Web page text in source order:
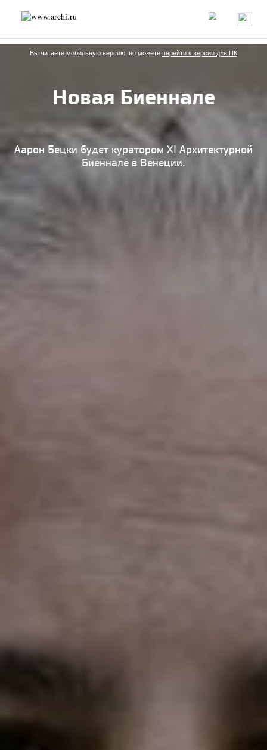
Россия Мир Технологии Интерьер Пресса
Архитекторы
Проекты
Конкурсы События Книги Вакансии
send.project Анонсы конкурсов
Блог
Объект
Результаты конкурса
Рецензия Архитектура
Дизайн
Иностранцы в России
Интерьер
Наследие Образование
Вы читаете мобильную версию, но можете перейти к версии для ПК
Новая Биеннале
Аарон Бецки будет куратором XI Архитектурной
Биеннале в Венеции.